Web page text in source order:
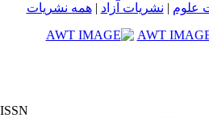
علوم | نشریات آزاد |همه نشریات
ISSN